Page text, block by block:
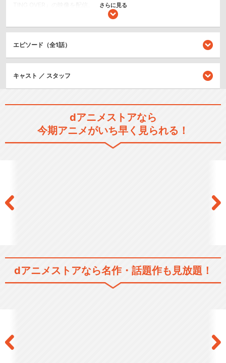
シリーズ／関連のアニメ作品
BanG Dream! 2nd Season
BanG Dream! Morfonicati…
さらに見る
エピソード（全1話）
キャスト ／ スタッフ
dアニメストアなら
今期アニメがいち早く見られる！
dアニメストアなら名作・話題作も見放題！